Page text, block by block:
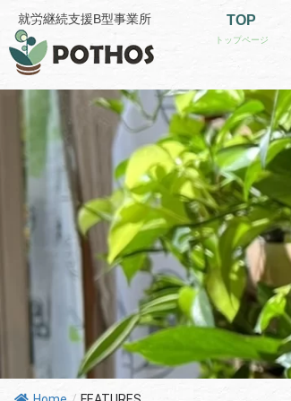
を
就労継続支援B型事業所 TOP